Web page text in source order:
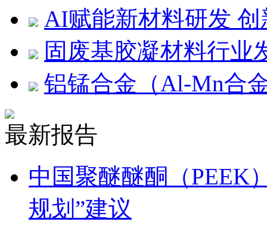
AI赋能新材料研发
固废基胶凝材料行业
铝锰合金（Al-Mn合
最新报告
中国聚醚醚酮（PEEK
规划”建议